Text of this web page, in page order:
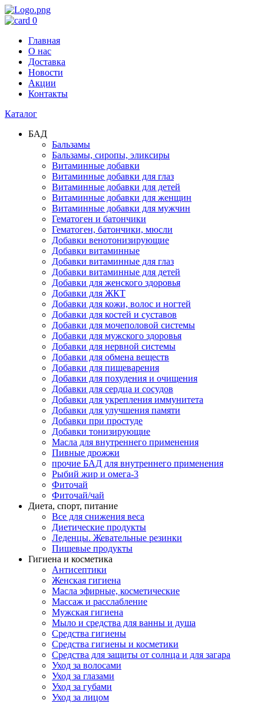
0
Главная
О нас
Доставка
Новости
Акции
Контакты
Каталог
БАД
Бальзамы
Бальзамы, сиропы, эликсиры
Витаминные добавки
Витаминные добавки для глаз
Витаминные добавки для детей
Витаминные добавки для женщин
Витаминные добавки для мужчин
Гематоген и батончики
Гематоген, батончики, мюсли
Добавки венотонизирующие
Добавки витаминные
Добавки витаминные для глаз
Добавки витаминные для детей
Добавки для женского здоровья
Добавки для ЖКТ
Добавки для кожи, волос и ногтей
Добавки для костей и суставов
Добавки для мочеполовой системы
Добавки для мужского здоровья
Добавки для нервной системы
Добавки для обмена веществ
Добавки для пищеварения
Добавки для похудения и очищения
Добавки для сердца и сосудов
Добавки для укрепления иммунитета
Добавки для улучшения памяти
Добавки при простуде
Добавки тонизирующие
Масла для внутреннего применения
Пивные дрожжи
прочие БАД для внутреннего применения
Рыбий жир и омега-3
Фиточай
Фиточай/чай
Диета, спорт, питание
Все для снижения веса
Диетические продукты
Леденцы. Жевательные резинки
Пищевые продукты
Гигиена и косметика
Антисептики
Женская гигиена
Масла эфирные, косметические
Массаж и расслабление
Мужская гигиена
Мыло и средства для ванны и душа
Средства гигиены
Средства гигиены и косметики
Средства для защиты от солнца и для загара
Уход за волосами
Уход за глазами
Уход за губами
Уход за лицом